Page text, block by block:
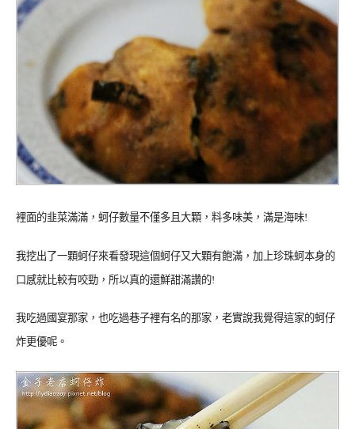
裡面的韭菜滿滿，蚵仔數量不僅多且大顆，料多味美，滿是海味!
我挖出了一顆蚵仔來看發現這個蚵仔又大顆有飽滿，加上珍珠蚵本身的
口感就比較有咬勁，所以真的還鮮甜滿讚的!
我吃過國宴那家，也吃過巷子裡有名的那家，老實說我覺得這家的蚵仔
炸更優呢。